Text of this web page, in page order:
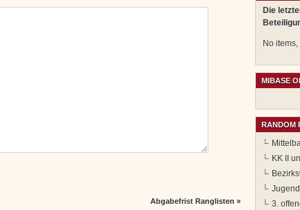
Abgabefrist Ranglisten »
Die
No
MIBASE
RANDOM
KK II
3.